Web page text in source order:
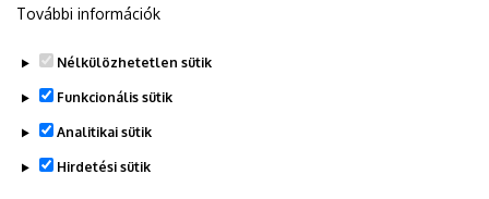
További információk
Nélkülözhetetlen sütik
Funkcionális sütik
Analitikai sütik
Hirdetési sütik